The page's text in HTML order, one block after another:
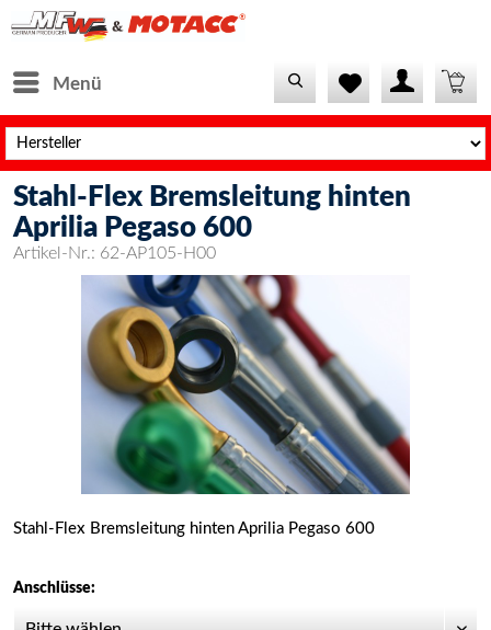
Menü
Stahl-Flex Bremsleitung hinten
Aprilia Pegaso 600
Artikel-Nr.: 62-AP105-H00
Stahl-Flex Bremsleitung hinten Aprilia Pegaso 600
Anschlüsse: